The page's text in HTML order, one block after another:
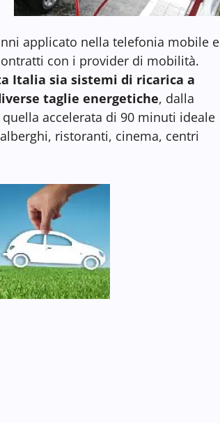
applicato nella telefonia mobile e
con i provider di mobilità.
Italia sia sistemi di ricarica a
taglie energetiche, dalla
accelerata di 90 minuti ideale
ristoranti, cinema, centri